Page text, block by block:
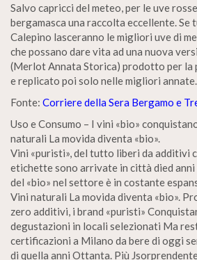
Salvo capricci del meteo, per le uve
bergamasca una raccolta eccellente. Se
Calepino lasceranno le migliori uve di
che possano dare vita ad una nuova
(Merlot Annata Storica) prodotto per la
e replicato poi solo nelle migliori annate.
Fonte: Corriere della Sera Bergamo e
Uso e Consumo – I vini «bio»
naturali La movida diventa «bio».
Vini «puristi», del tutto liberi da additivi
etichette sono arrivate in città died
del «bio» nel settore è in costante
Vini naturali La movida diventa «bio».
zero additivi, i brand «puristi»
degustazioni in locali selezionati Ma
certificazioni a Milano da bere di oggi
di quella anni Ottanta. Più